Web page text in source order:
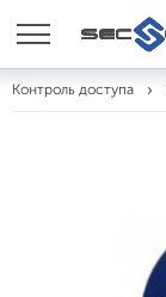
Контроль доступа